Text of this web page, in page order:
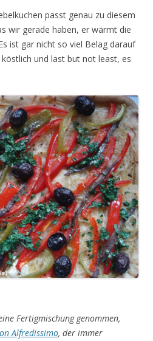
passt genau zu diesem
wir gerade haben, er wärmt die
ist gar nicht so viel Belag darauf
und last but not least, es
Fertigmischung genommen,
Alfredissimo, der immer